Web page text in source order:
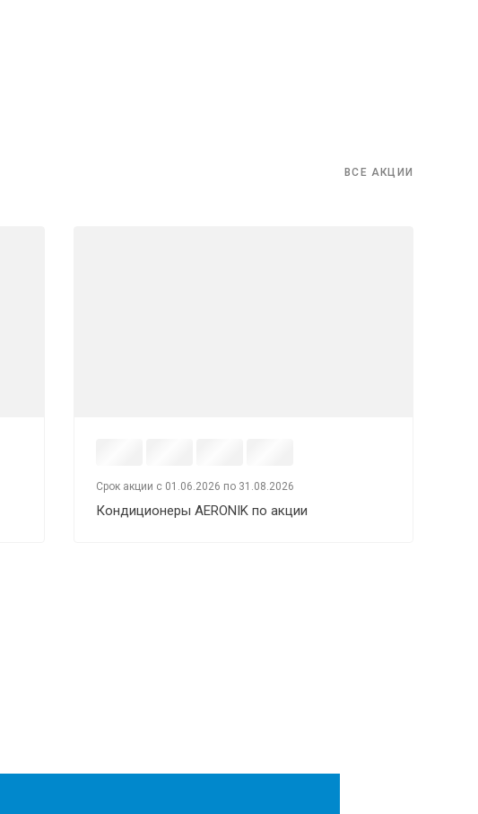
ВСЕ АКЦИИ
Срок акции с 01.06.2026 по 31.08.2026
Кондиционеры AERONIK по акции